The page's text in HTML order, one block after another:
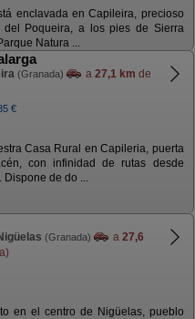
enclavada en Capileira, precioso
del Poqueira, a los pies de Sierra
Natura ...
(Granada) a 27,1 km de
€
Casa Rural en Capileria, puerta
con infinidad de rutas desde
Dispone de do ...
(Granada) a 27,6
en el centro de Nigüelas, pueblo